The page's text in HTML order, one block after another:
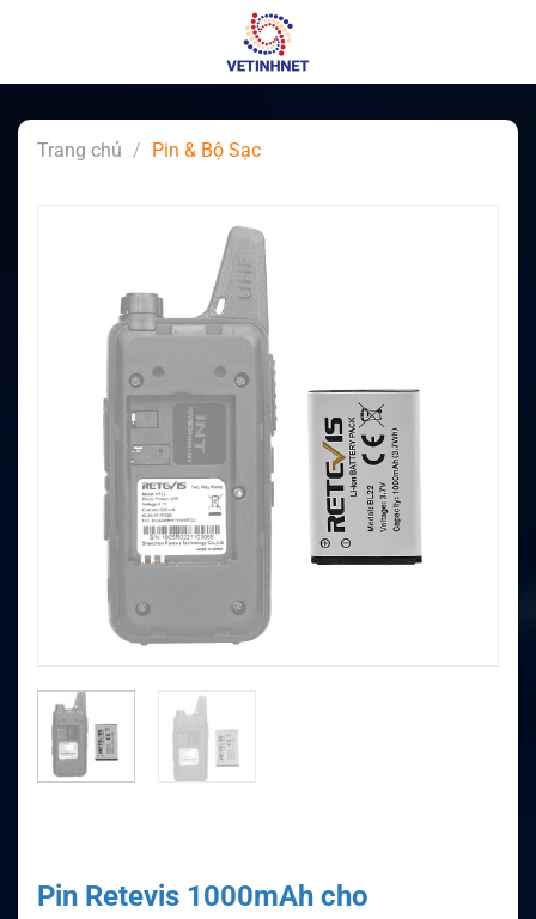
Trang chủ / Pin & Bộ Sạc
Pin Retevis 1000mAh cho